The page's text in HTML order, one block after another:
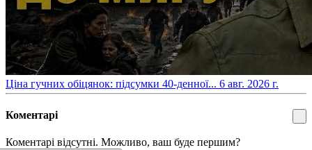
​Ціна гучних обіцянок: підсумки 40-денної... 6 авг. 2026 г.
Коментарі
Коментарі відсутні. Можливо, ваш буде першим?